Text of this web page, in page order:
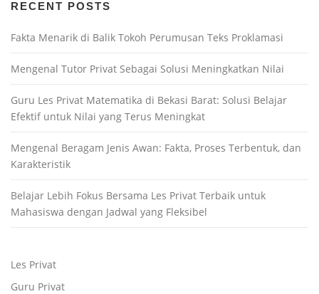
RECENT POSTS
Fakta Menarik di Balik Tokoh Perumusan Teks Proklamasi
Mengenal Tutor Privat Sebagai Solusi Meningkatkan Nilai
Guru Les Privat Matematika di Bekasi Barat: Solusi Belajar
Efektif untuk Nilai yang Terus Meningkat
Mengenal Beragam Jenis Awan: Fakta, Proses Terbentuk, dan
Karakteristik
Belajar Lebih Fokus Bersama Les Privat Terbaik untuk
Mahasiswa dengan Jadwal yang Fleksibel
Les Privat
Guru Privat